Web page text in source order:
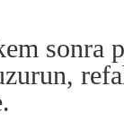
sonra